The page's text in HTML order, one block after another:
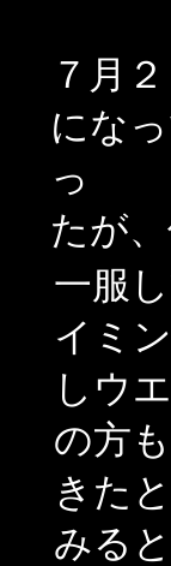
７月
にな
っ
たが
一服
イミ
しウ
の方
きた
みる